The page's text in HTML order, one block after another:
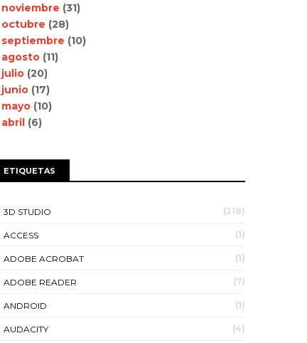
noviembre (31)
octubre (28)
septiembre (10)
agosto (11)
julio (20)
junio (17)
mayo (10)
abril (6)
ETIQUETAS
3D STUDIO (218)
ACCESS (1)
ADOBE ACROBAT (1)
ADOBE READER (7)
ANDROID (1)
AUDACITY (4)